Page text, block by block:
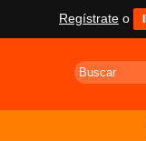
Regístrate o